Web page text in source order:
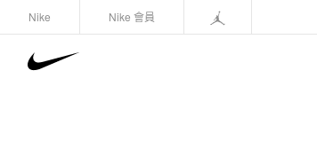
Nike Nike 會員